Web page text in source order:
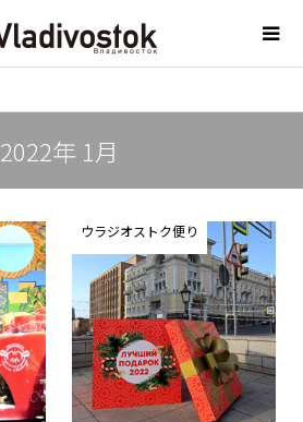
2022年 1月
ウラジオストク便り